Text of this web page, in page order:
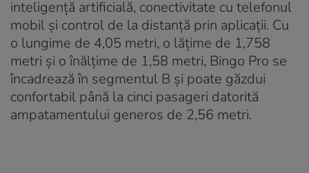
inteligență artificială, conectivitate cu telefonul
mobil și control de la distanță prin aplicații. Cu
o lungime de 4,05 metri, o lățime de 1,758
metri și o înălțime de 1,58 metri, Bingo Pro se
încadrează în segmentul B și poate găzdui
confortabil până la cinci pasageri datorită
ampatamentului generos de 2,56 metri.